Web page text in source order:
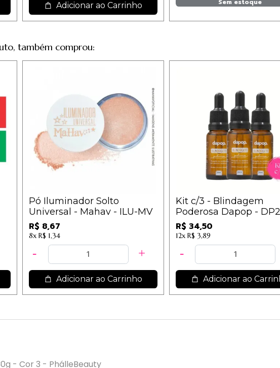
Adicionar ao Carrinho Sem estoque
também comprou:
Pó Iluminador Solto
Universal - Mahav - ILU-MV
R$ 8,67
8x R$ 1,34
Adicionar ao Carrinho
Kit c/3 - Blindagem
Poderosa Dapop -
9,35
R$ 34,50
12x R$ 3,89
Adicionar ao
- Cor 3 - PhálleBeauty